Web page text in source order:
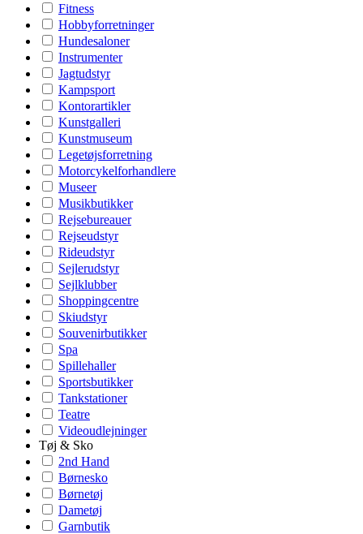
Fitness
Hobbyforretninger
Hundesaloner
Instrumenter
Jagtudstyr
Kampsport
Kontorartikler
Kunstgalleri
Kunstmuseum
Legetøjsforretning
Motorcykelforhandlere
Museer
Musikbutikker
Rejsebureauer
Rejseudstyr
Rideudstyr
Sejlerudstyr
Sejlklubber
Shoppingcentre
Skiudstyr
Souvenirbutikker
Spa
Spillehaller
Sportsbutikker
Tankstationer
Teatre
Videoudlejninger
Tøj & Sko
2nd Hand
Børnesko
Børnetøj
Dametøj
Garnbutik